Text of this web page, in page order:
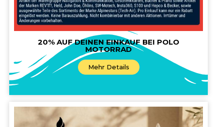
20% AUF DEINEN EINKAUF BEI POLO
MOTORRAD
Mehr Details